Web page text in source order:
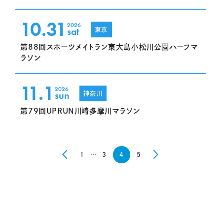
10.312026
sat 東京
第88回スポーツメイトラン東大島小松川公園ハーフマ
ラソン
11.12026
sun 神奈川
第79回UPRUN川崎多摩川マラソン
1 … 3 4 5